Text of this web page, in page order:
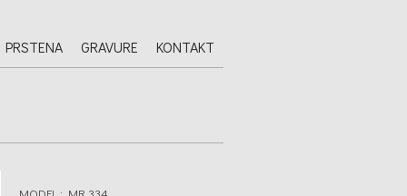
GRAVURE KONTAKT
MODEL : MR 334